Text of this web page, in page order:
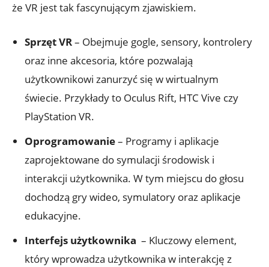
że VR jest tak⁢ fascynującym zjawiskiem.
Sprzęt VR– Obejmuje gogle, sensory, kontrolery
oraz inne​ akcesoria, które⁣ pozwalają
użytkownikowi zanurzyć się w wirtualnym‍
świecie.‍ Przykłady‍ to Oculus Rift,⁣ HTC ​Vive ⁢czy
PlayStation ​VR.
Oprogramowanie– ​Programy i aplikacje
zaprojektowane do symulacji⁤ środowisk i
‍interakcji użytkownika. W tym miejscu do głosu
dochodzą gry wideo, symulatory oraz aplikacje
edukacyjne.
Interfejs⁤ użytkownika ​ – Kluczowy element,​
który wprowadza ⁤użytkownika w interakcję z